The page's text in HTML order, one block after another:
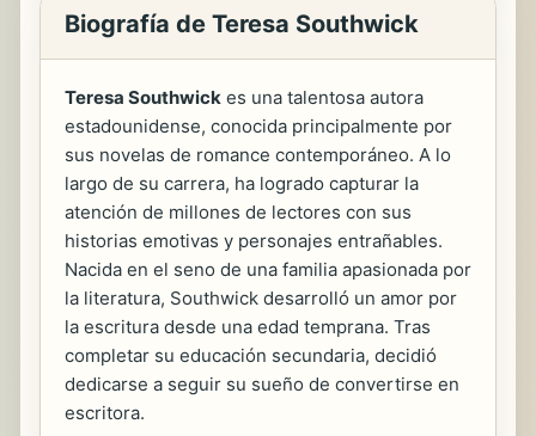
Biografía de Teresa Southwick
Teresa Southwick es una talentosa autora
estadounidense, conocida principalmente por
sus novelas de romance contemporáneo. A lo
largo de su carrera, ha logrado capturar la
atención de millones de lectores con sus
historias emotivas y personajes entrañables.
Nacida en el seno de una familia apasionada por
la literatura, Southwick desarrolló un amor por
la escritura desde una edad temprana. Tras
completar su educación secundaria, decidió
dedicarse a seguir su sueño de convertirse en
escritora.